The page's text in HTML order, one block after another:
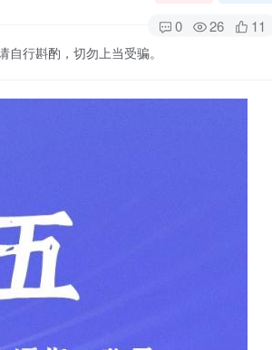
0 26 11
行斟酌，切勿上当受骗。